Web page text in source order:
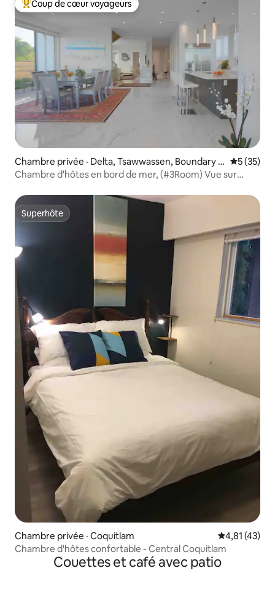
Coup de cœur voyageurs parmi les plus aimés
Coup de cœur voyageurs
Chambre privée · Delta, Tsawwassen, Boundary B
ay
Note
5 (35)
Chambre d'hôtes en bord de mer, (#3Room) Vue sur
Superhôte
Superhôte
Chambre privée · Coquitlam Note
4,81 (43)
Chambre d'hôtes confortable - Central Coquitlam
Couettes et café avec patio